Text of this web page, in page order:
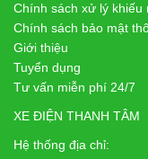
Chính sách xử lý khiếu
Chính sách bảo mật
Giới thiệu
Tuyển dụng
Tư vấn miễn phí 24/7
XE ĐIỆN THANH TÂM
Hệ thống địa chỉ: